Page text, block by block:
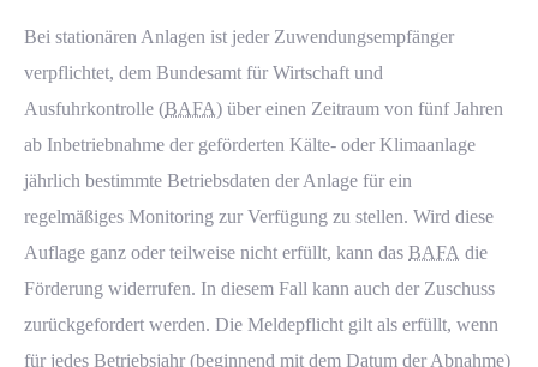
Bei stationären Anlagen ist jeder Zuwendungsempfänger
verpflichtet, dem Bundesamt für Wirtschaft und
Ausfuhrkontrolle (BAFA) über einen Zeitraum von fünf Jahren
ab Inbetriebnahme der geförderten Kälte- oder Klimaanlage
jährlich bestimmte Betriebsdaten der Anlage für ein
regelmäßiges Monitoring zur Verfügung zu stellen. Wird diese
Auflage ganz oder teilweise nicht erfüllt, kann das BAFA die
Förderung widerrufen. In diesem Fall kann auch der Zuschuss
zurückgefordert werden. Die Meldepflicht gilt als erfüllt, wenn
für jedes Betriebsjahr (beginnend mit dem Datum der Abnahme)